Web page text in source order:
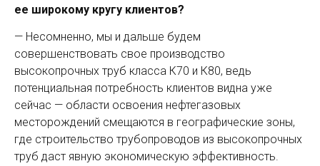
ее широкому кругу клиентов?
— Несомненно, мы и дальше будем
совершенствовать свое производство
высокопрочных труб класса К70 и К80, ведь
потенциальная потребность клиентов видна уже
сейчас — области освоения нефтегазовых
месторождений смещаются в географические зоны,
где строительство трубопроводов из высокопрочных
труб даст явную экономическую эффективность.